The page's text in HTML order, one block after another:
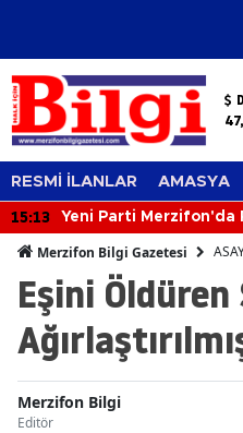
RESMİ İLANLAR AMASYA
15:13
Yeni Parti Merzifon'da
Merzifon Bilgi Gazetesi
Eşini Öldüren
Merzifon Bilgi
Editör